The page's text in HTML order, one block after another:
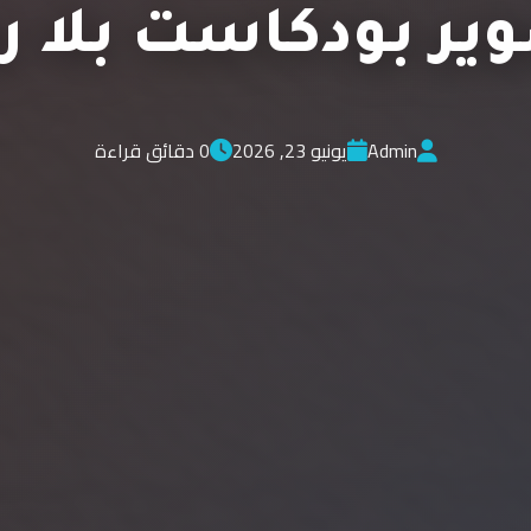
بودكاست بلا
Admin يونيو 23, 2026 0 دقائق قراءة